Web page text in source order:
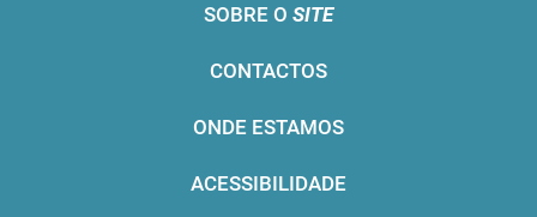
SOBRE O SITE
CONTACTOS
ONDE ESTAMOS
ACESSIBILIDADE